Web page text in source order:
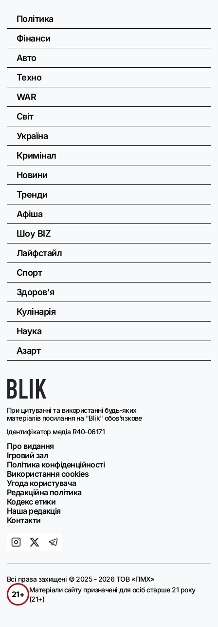
При цитуванні та використанні будь-яких
матеріалів посилання на "Blik" обов'язкове
Ідентифікатор медіа R40-06171
Про видання
Ігровий зал
Політика конфіденційності
Використання cookies
Угода користувача
Редакційна політика
Кодекс етики
Наша редакція
Контакти
Політика
Фінанси
Авто
Техно
WAR
Світ
Україна
Кримінал
Новини
Тренди
Афіша
Шоу BIZ
Лайфстайл
Спорт
Здоров'я
Кулінарія
Наука
Азарт
Всі права захищені © 2025 - 2026 ТОВ «ПМХ»
21+
Матеріали сайту призначені для осіб старше 21 року
(21+)